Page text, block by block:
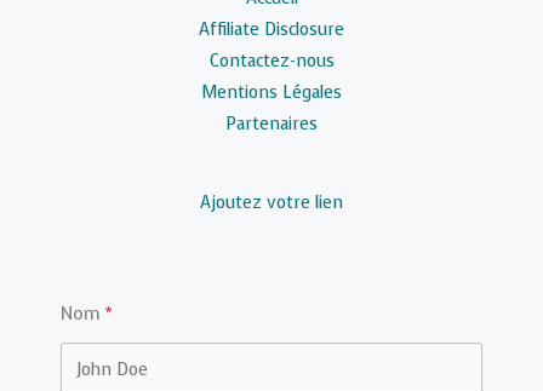
Affiliate Disclosure
Contactez-nous
Mentions Légales
Partenaires
Ajoutez votre lien
Nom